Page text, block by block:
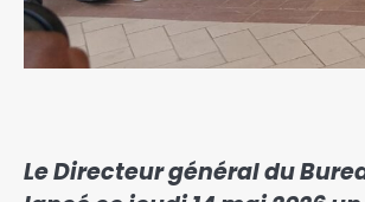
‎‎Le Directeur général du